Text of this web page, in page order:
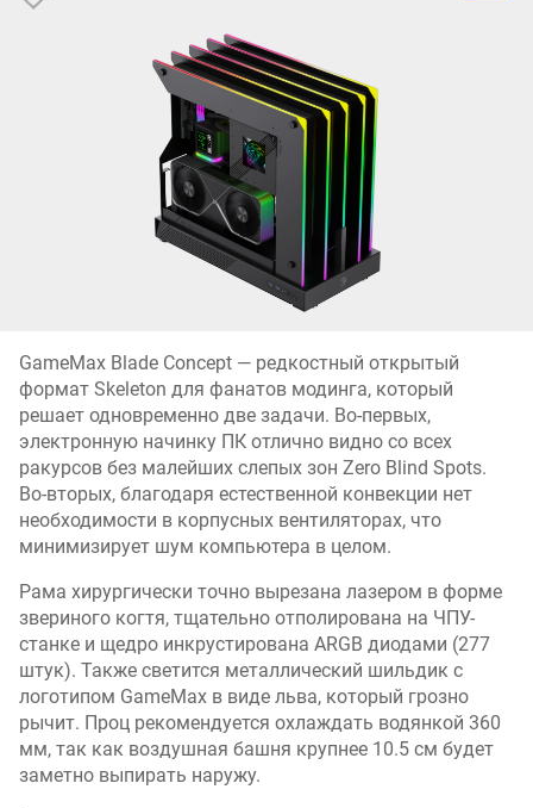
GameMax Blade Concept — редкостный открытый
формат Skeleton для фанатов модинга, который
решает одновременно две задачи. Во-первых,
электронную начинку ПК отлично видно со всех
ракурсов без малейших слепых зон Zero Blind Spots.
Во-вторых, благодаря естественной конвекции нет
необходимости в корпусных вентиляторах, что
минимизирует шум компьютера в целом.
Рама хирургически точно вырезана лазером в форме
звериного когтя, тщательно отполирована на ЧПУ-
станке и щедро инкрустирована ARGB диодами (277
штук). Также светится металлический шильдик с
логотипом GameMax в виде льва, который грозно
рычит. Проц рекомендуется охлаждать водянкой 360
мм, так как воздушная башня крупнее 10.5 см будет
заметно выпирать наружу.